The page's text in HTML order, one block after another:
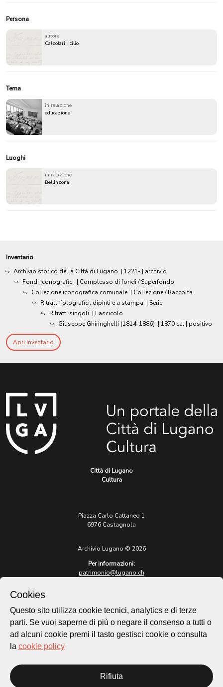
Persona
autore
Calzolari, Icilio
Tema
in relazione
educazione
Luoghi
in relazione
Bellinzona
Inventario
Archivio storico della Città di Lugano | 1221- | archivio
Fondi iconografici | Complesso di fondi / Superfondo
Collezione iconografica comunale | Collezione / Raccolta
Ritratti fotografici, dipinti e a stampa | Serie
Ritratti singoli | Fascicolo
Giuseppe Ghiringhelli (1814-1886) | 1870 ca. | positivo
Apri Inventario
Città di Lugano
Cultura
Piazza Carlo Cattaneo 1
6976 Castagnola
Archivio Lugano © 2026
Per informazioni:
patrimonio@lugano.ch
lugano.ch
Cookie policy
Privacy Policy
Homepage
Temi
Cookies
Questo sito utilizza cookie tecnici, analytics e di terze
parti. Se vuoi saperne di più o negare il consenso a tutti o
ad alcuni cookie premi il tasto gestisci cookie o consulta
la cookie policy
Rifiuta